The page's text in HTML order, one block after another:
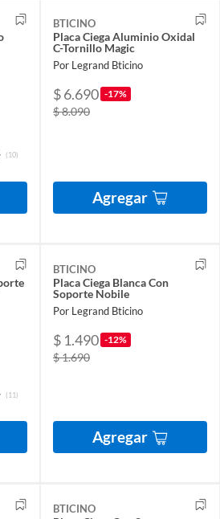
(10)
BTICINO
Placa Ciega Aluminio Oxidal
C-Tornillo Magic
Por Legrand Bticino
$ 6.690 -17%
$ 8.090
Agregar
(11)
BTICINO
Placa Ciega Blanca Con
Soporte Nobile
Por Legrand Bticino
$ 1.490 -12%
$ 1.690
Agregar
BTICINO